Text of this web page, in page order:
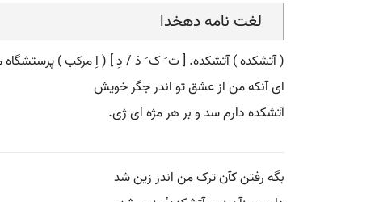
لغت نامه دهخدا
( آتشکده ) آتشکده. [ ت َ ک َ دَ / دِ ] ( اِ مرکب ) پرستشگاه
ای آنکه من از عشق تو اندر جگر خویش
آتشکده دارم سد و بر هر مژه ای ژی.
بگه رفتن کآن ترک من اندر زین شد